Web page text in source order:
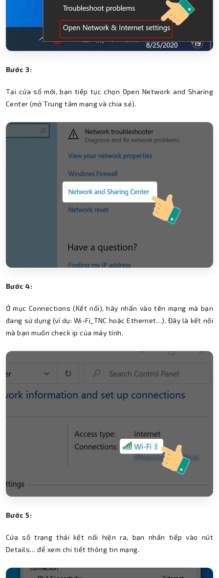
Bước 3:
Tại cửa sổ mới, bạn tiếp tục chọn Open Network and Sharing
Center (mở Trung tâm mạng và chia sẻ).
Bước 4:
Ở mục Connections (Kết nối), hãy nhấn vào tên mạng mà bạn
đang sử dụng (ví dụ: Wi-Fi_TNC hoặc Ethernet…). Đây là kết nối
mà bạn muốn check ip của máy tính.
Bước 5:
Cửa sổ trạng thái kết nối hiện ra, bạn nhấn tiếp vào nút
Details… để xem chi tiết thông tin mạng.